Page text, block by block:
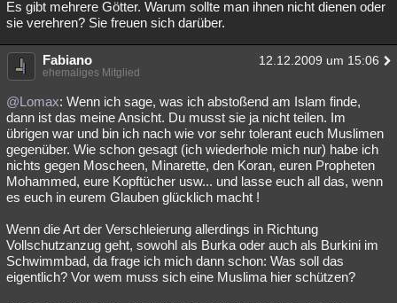
Es gibt mehrere Götter. Warum sollte man ihnen nicht dienen oder
sie verehren? Sie freuen sich darüber.
Fabiano 12.12.2009 um 15:06
ehemaliges Mitglied
@Lomax: Wenn ich sage, was ich abstoßend am Islam finde,
dann ist das meine Ansicht. Du musst sie ja nicht teilen. Im
übrigen war und bin ich nach wie vor sehr tolerant euch Muslimen
gegenüber. Wie schon gesagt (ich wiederhole mich nur) habe ich
nichts gegen Moscheen, Minarette, den Koran, euren Propheten
Mohammed, eure Kopftücher usw... und lasse euch all das, wenn
es euch in eurem Glauben glücklich macht !
Wenn die Art der Verschleierung allerdings in Richtung
Vollschutzanzug geht, sowohl als Burka oder auch als Burkini im
Schwimmbad, da frage ich mich dann schon: Was soll das
eigentlich? Vor wem muss sich eine Muslima hier schützen?